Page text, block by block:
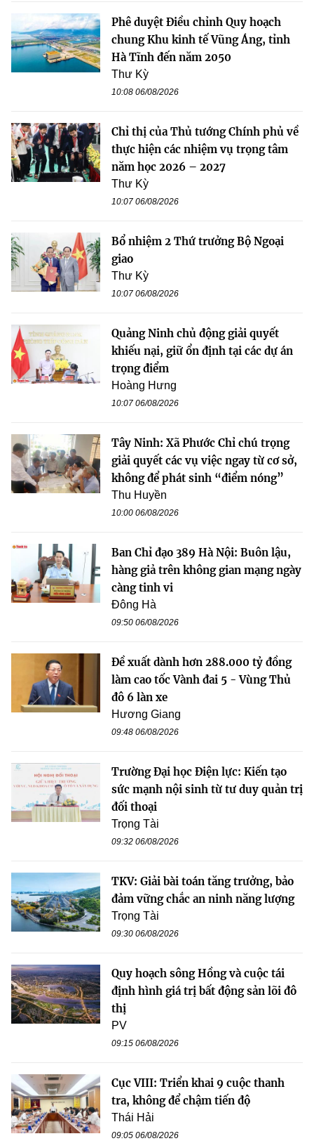
Phê duyệt Điều chỉnh Quy hoạch
chung Khu kinh tế Vũng Áng, tỉnh
Hà Tĩnh đến năm 2050
Thư Kỳ
10:08 06/08/2026
Chỉ thị của Thủ tướng Chính phủ về
thực hiện các nhiệm vụ trọng tâm
năm học 2026 – 2027
Thư Kỳ
10:07 06/08/2026
Bổ nhiệm 2 Thứ trưởng Bộ Ngoại
giao
Thư Kỳ
10:07 06/08/2026
Quảng Ninh chủ động giải quyết
khiếu nại, giữ ổn định tại các dự án
trọng điểm
Hoàng Hưng
10:07 06/08/2026
Tây Ninh: Xã Phước Chỉ chú trọng
giải quyết các vụ việc ngay từ cơ sở,
không để phát sinh “điểm nóng”
Thu Huyền
10:00 06/08/2026
Ban Chỉ đạo 389 Hà Nội: Buôn lậu,
hàng giả trên không gian mạng ngày
càng tinh vi
Đông Hà
09:50 06/08/2026
Đề xuất dành hơn 288.000 tỷ đồng
làm cao tốc Vành đai 5 - Vùng Thủ
đô 6 làn xe
Hương Giang
09:48 06/08/2026
Trường Đại học Điện lực: Kiến tạo
sức mạnh nội sinh từ tư duy quản trị
đối thoại
Trọng Tài
09:32 06/08/2026
TKV: Giải bài toán tăng trưởng, bảo
đảm vững chắc an ninh năng lượng
Trọng Tài
09:30 06/08/2026
Quy hoạch sông Hồng và cuộc tái
định hình giá trị bất động sản lõi đô
thị
PV
09:15 06/08/2026
Cục VIII: Triển khai 9 cuộc thanh
tra, không để chậm tiến độ
Thái Hải
09:05 06/08/2026